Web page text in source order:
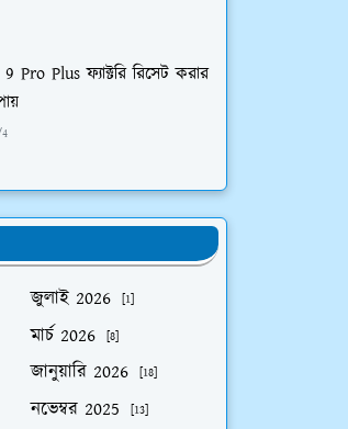
Pro Plus ফ্যাক্টরি রিসেট করার
জুলাই 2026 [1]
মার্চ 2026 [8]
জানুয়ারি 2026 [18]
নভেম্বর 2025 [13]